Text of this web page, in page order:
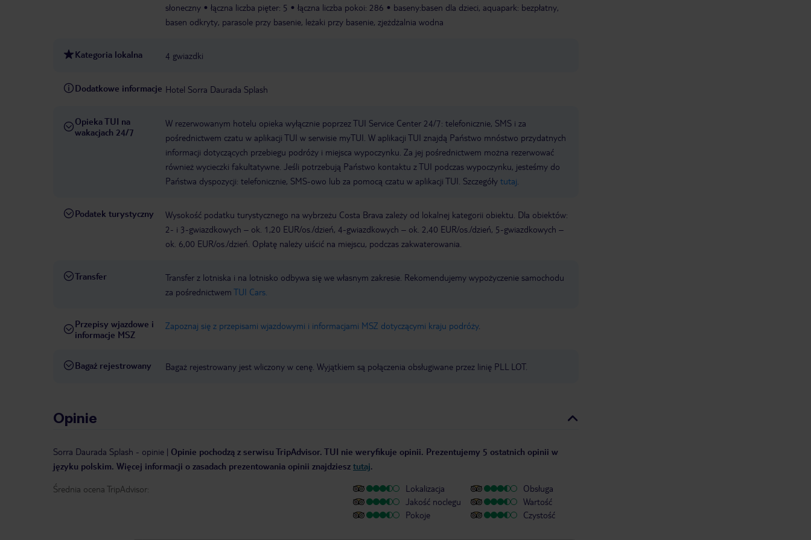
słoneczny
łączna liczba pięter: 5 łączna liczba pokoi: 286
baseny:basen dla dzieci, aquapark: bezpłatny,
basen odkryty, parasole przy basenie, leżaki przy basenie, zjeżdżalnia wodna
Kategoria lokalna 4 gwiazdki
Dodatkowe informacje Hotel Sorra Daurada Splash
Opieka TUI na
wakacjach 24/7
W rezerwowanym hotelu opieka wyłącznie poprzez TUI Service Center 24/7: telefonicznie, SMS i za
pośrednictwem czatu w aplikacji TUI w serwisie myTUI. W aplikacji TUI znajdą Państwo mnóstwo przydatnych
informacji dotyczących przebiegu podróży i miejsca wypoczynku. Za jej pośrednictwem można rezerwować
również wycieczki fakultatywne. Jeśli potrzebują Państwo kontaktu z TUI podczas wypoczynku, jesteśmy do
Państwa dyspozycji: telefonicznie, SMS-owo lub za pomocą czatu w aplikacji TUI. Szczegóły tutaj
Podatek turystyczny
Wysokość podatku turystycznego na wybrzeżu Costa Brava zależy od lokalnej kategorii obiektu. Dla obiektów:
2- i 3-gwiazdkowych – ok. 1,20 EUR/os./dzień, 4-gwiazdkowych – ok. 2,40 EUR/os./dzień, 5-gwiazdkowych –
ok. 6,00 EUR/os./dzień. Opłatę należy uiścić na miejscu, podczas zakwaterowania.
Transfer
Transfer z lotniska i na lotnisko odbywa się we własnym zakresie. Rekomendujemy wypożyczenie samochodu
za pośrednictwem TUI Cars.
Przepisy wjazdowe i
informacje MSZ
Zapoznaj się z przepisami wjazdowymi i informacjami MSZ dotyczącymi kraju podróży.
Bagaż rejestrowany Bagaż rejestrowany jest wliczony w cenę. Wyjątkiem są połączenia obsługiwane przez linię PLL LOT.
Opinie
Sorra Daurada Splash - opinie | Opinie pochodzą z serwisu TripAdvisor. TUI nie weryfikuje opinii. Prezentujemy 5 ostatnich opinii w
języku polskim. Więcej informacji o zasadach prezentowania opinii znajdziesz tutaj.
Średnia ocena TripAdvisor:
Lokalizacja
Jakość noclegu
Pokoje
Obsługa
Wartość
Czystość